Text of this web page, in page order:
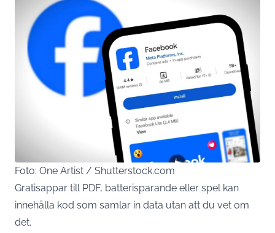
Foto: One Artist / Shutterstock.com
Gratisappar till PDF, batterisparande eller spel kan
innehålla kod som samlar in data utan att du vet om
det.